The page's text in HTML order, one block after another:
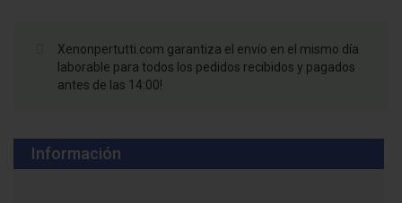
Xenonpertutti.com garantiza el envío en el mismo día
laborable para todos los pedidos recibidos y pagados
antes de las 14:00!
Información